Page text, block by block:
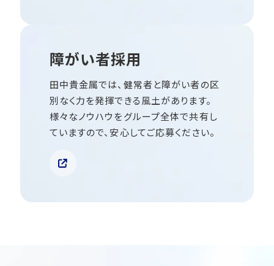
障がい者採用
田中貴金属では、健常者と障がい者の区
別なく力を発揮できる風土があります。
様々なノウハウをグループ全体で共有し
ていますので、安心してご応募ください。